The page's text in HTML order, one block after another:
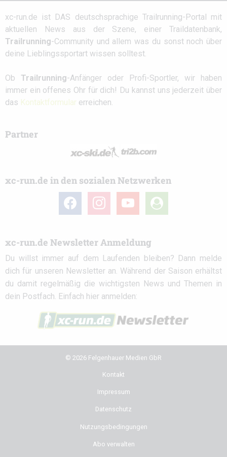
xc-run.de ist DAS deutschsprachige Trailrunning-Portal mit
aktuellen News aus der Szene, einer Traildatenbank,
Trailrunning-Community und allem was du sonst noch über
deine Lieblingssportart wissen solltest.
Ob Trailrunning-Anfänger oder Profi-Sportler, wir haben
immer ein offenes Ohr für dich! Du kannst uns jederzeit über
das Kontaktformular erreichen.
Partner
xc-run.de in den sozialen Netzwerken
facebook instagramyoutube
user-
circle
xc-run.de Newsletter Anmeldung
Du willst immer auf dem Laufenden bleiben? Dann melde
dich für unseren Newsletter an. Während der Saison erhältst
du damit regelmäßig die wichtigsten News und Themen in
dein Postfach. Einfach hier anmelden:
© 2026 Felgenhauer Medien GbR
Kontakt
Impressum
Datenschutz
Nutzungsbedingungen
Abo verwalten